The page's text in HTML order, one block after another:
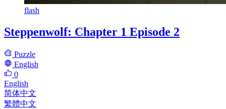
flash
Steppenwolf: Chapter 1 Episode 2
Puzzle
English
0
English
简体中文
繁體中文